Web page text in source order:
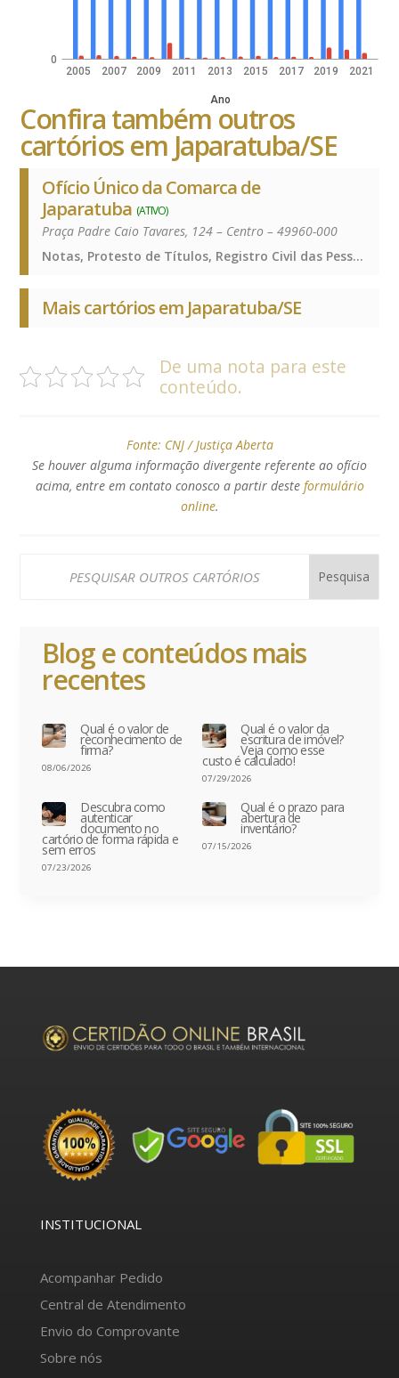
2005 2007 2009 2011 2013 2015 2017 2019 2021
Ano
0
Confira também outros
cartórios em Japaratuba/SE
Ofício Único da Comarca de
Japaratuba (ATIVO)
Praça Padre Caio Tavares, 124 – Centro – 49960-000
Notas, Protesto de Títulos, Registro Civil das Pessoas Naturais e de Interdições e Tutelas, Registro de Imóveis, Registro de Títulos e Documentos e Civis das Pessoas Jurídicas, Notas, Protesto de Títulos, Registro Civil das Pessoas Naturais e de Interdições e Tutelas, Registro de Imóveis, Registro de Títulos e Documentos e Civis das Pessoas Jurídicas, Notas, Protesto de Títulos, Registro Civil das Pessoas Naturais e de Interdições e Tutelas, Registro de Imóveis, Registro de Títulos e Documentos e Civis das Pessoas Jurídicas
Mais cartórios em Japaratuba/SE
De uma nota para este
conteúdo.
Fonte: CNJ / Justiça Aberta
Se houver alguma informação divergente referente ao ofício
acima, entre em contato conosco a partir deste formulário
online.
Blog e conteúdos mais
recentes
Qual é o valor de
reconhecimento de
firma?
08/06/2026
Qual é o valor da
escritura de imóvel?
Veja como esse
custo é calculado!
07/29/2026
Descubra como
autenticar
documento no
cartório de forma rápida e
sem erros
07/23/2026
Qual é o prazo para
abertura de
inventário?
07/15/2026
INSTITUCIONAL
Acompanhar Pedido
Central de Atendimento
Envio do Comprovante
Sobre nós